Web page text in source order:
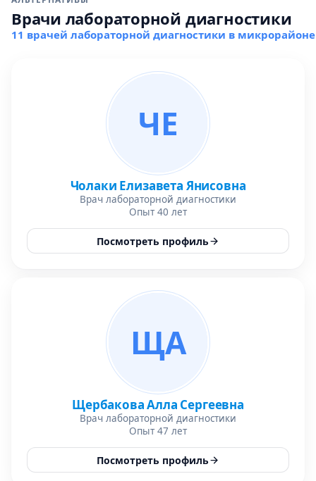
Врачи лабораторной диагностики
11 врачей лабораторной диагностики в
ЧЕ
Чолаки Елизавета Янисовна
Врач лабораторной диагностики
Опыт 40 лет
Посмотреть профиль
ЩА
Щербакова Алла Сергеевна
Врач лабораторной диагностики
Опыт 47 лет
Посмотреть профиль